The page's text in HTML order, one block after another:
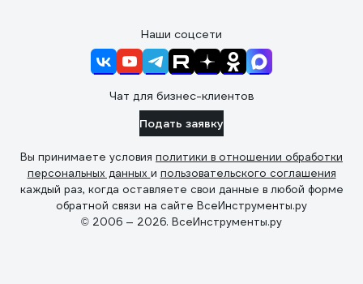
Наши соцсети
Чат для бизнес-клиентов
Подать заявку
Вы принимаете условия политики в отношении обработки
персональных данных и пользовательского соглашения
каждый раз, когда оставляете свои данные в любой форме
обратной связи на сайте ВсеИнструменты.ру
© 2006 — 2026. ВсеИнструменты.ру